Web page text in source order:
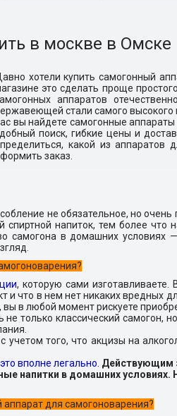
в москве в Омске
хотели купить самогонный
это сделать проще
аппаратов
стали самого высокого
вы найдете самогонные аппараты
поиск, гибкие цены и
какой из
заказ.
не обязательное, но очень
напиток, тем более что
самогона в домашних условиях
, которую сами изготавливаете.
и что в нем нет никаких вредных
в любой момент рискуете
не только классический самогон,
учетом того, что акцизы на
вполне легально. Действующим
напитки в домашних
для самогоноварения?